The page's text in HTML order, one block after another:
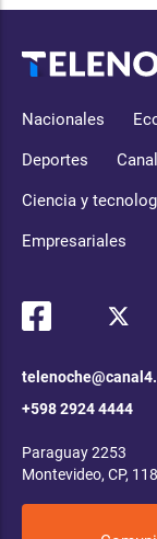
Nacionales
Deportes
Ciencia y
Empresariales
+598 2924 4444
Paraguay 2253
Montevideo, CP,